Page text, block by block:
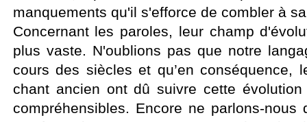
manquements qu'il s'efforce de combler à
Concernant les paroles, leur champ
plus vaste. N'oublions pas que notre
cours des siècles et qu’en conséquence,
chant ancien ont dû suivre cette
compréhensibles. Encore ne parlons-nous